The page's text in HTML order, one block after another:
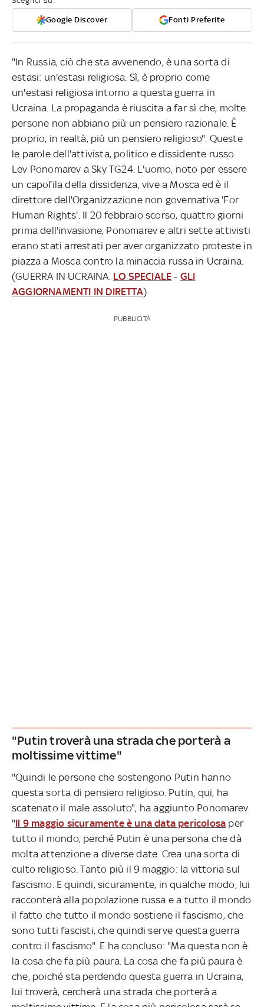
Google Discover Fonti Preferite
"In Russia, ciò che sta avvenendo, è una sorta di
estasi: un'estasi religiosa. Sì, è proprio come
un'estasi religiosa intorno a questa guerra in
Ucraina. La propaganda è riuscita a far sì che, molte
persone non abbiano più un pensiero razionale. É
proprio, in realtà, più un pensiero religioso". Queste
le parole dell'attivista, politico e dissidente russo
Lev Ponomarev a Sky TG24. L'uomo, noto per essere
un capofila della dissidenza, vive a Mosca ed è il
direttore dell'Organizzazione non governativa 'For
Human Rights'. Il 20 febbraio scorso, quattro giorni
prima dell'invasione, Ponomarev e altri sette attivisti
erano stati arrestati per aver organizzato proteste in
piazza a Mosca contro la minaccia russa in Ucraina.
(GUERRA IN UCRAINA. LO SPECIALE - GLI
AGGIORNAMENTI IN DIRETTA)
PUBBLICITÀ
"Putin troverà una strada che porterà a
moltissime vittime"
"Quindi le persone che sostengono Putin hanno
questa sorta di pensiero religioso. Putin, qui, ha
scatenato il male assoluto", ha aggiunto Ponomarev.
"Il 9 maggio sicuramente è una data pericolosa per
tutto il mondo, perché Putin è una persona che dà
molta attenzione a diverse date. Crea una sorta di
culto religioso. Tanto più il 9 maggio: la vittoria sul
fascismo. E quindi, sicuramente, in qualche modo, lui
racconterà alla popolazione russa e a tutto il mondo
il fatto che tutto il mondo sostiene il fascismo, che
sono tutti fascisti, che quindi serve questa guerra
contro il fascismo". E ha concluso: "Ma questa non è
la cosa che fa più paura. La cosa che fa più paura è
che, poiché sta perdendo questa guerra in Ucraina,
lui troverà, cercherà una strada che porterà a